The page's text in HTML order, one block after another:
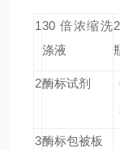
130 倍浓缩洗
涤液
2酶标试剂
3酶标包被板